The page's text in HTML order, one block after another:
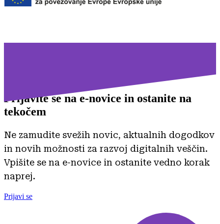
Prijavite se na e-novice in ostanite na
tekočem
Ne zamudite svežih novic, aktualnih dogodkov
in novih možnosti za razvoj digitalnih veščin.
Vpišite se na e-novice in ostanite vedno korak
naprej.
Prijavi se